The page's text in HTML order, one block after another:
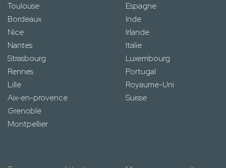
Toulouse
Bordeaux
Nice
Nantes
Strasbourg
Rennes
Lille
Aix-en-provence
Grenoble
Montpellier
Espagne
Inde
Irlande
Italie
Luxembourg
Portugal
Royaume-Uni
Suisse